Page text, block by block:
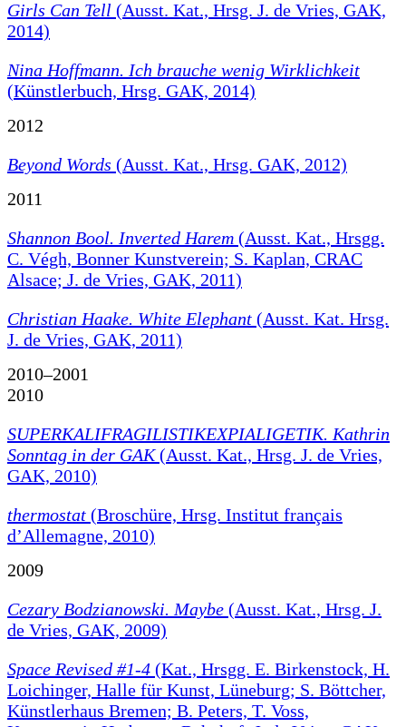
Girls Can Tell (Ausst. Kat., Hrsg. J. de Vries, GAK,
2014)
Nina Hoffmann. Ich brauche wenig Wirklichkeit
(Künstlerbuch, Hrsg. GAK, 2014)
2012
Beyond Words (Ausst. Kat., Hrsg. GAK, 2012)
2011
Shannon Bool. Inverted Harem (Ausst. Kat., Hrsgg.
C. Végh, Bonner Kunstverein; S. Kaplan, CRAC
Alsace; J. de Vries, GAK, 2011)
Christian Haake. White Elephant (Ausst. Kat. Hrsg.
J. de Vries, GAK, 2011)
2010–2001
2010
SUPERKALIFRAGILISTIKEXPIALIGETIK. Kathrin
Sonntag in der GAK(Ausst. Kat., Hrsg. J. de Vries,
GAK, 2010)
thermostat (Broschüre, Hrsg. Institut français
d’Allemagne, 2010)
2009
Cezary Bodzianowski. Maybe (Ausst. Kat., Hrsg. J.
de Vries, GAK, 2009)
Space Revised #1-4 (Kat., Hrsgg. E. Birkenstock, H.
Loichinger, Halle für Kunst, Lüneburg; S. Böttcher,
Künstlerhaus Bremen; B. Peters, T. Voss,